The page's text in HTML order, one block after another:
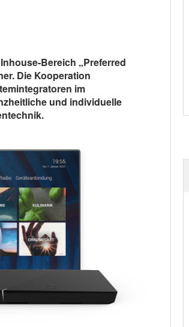
Bereich „Preferred
Die Kooperation
im
und individuelle